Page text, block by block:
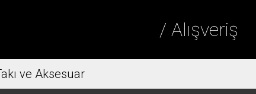
/ Alışveriş
ve Aksesuar